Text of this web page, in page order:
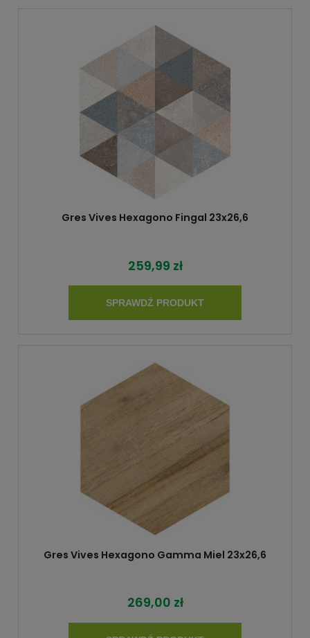
Gres Vives Hexagono Fingal 23x26,6
259,99 zł
SPRAWDŹ PRODUKT
Gres Vives Hexagono Gamma Miel 23x26,6
269,00 zł